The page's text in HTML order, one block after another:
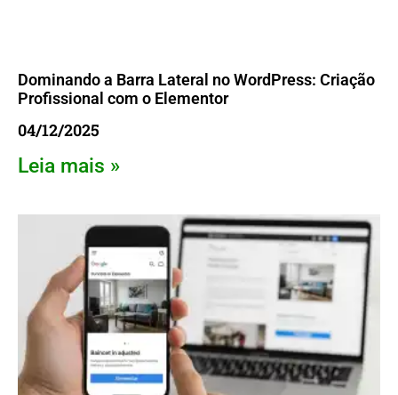
Dominando a Barra Lateral no WordPress: Criação
Profissional com o Elementor
04/12/2025
Leia mais »